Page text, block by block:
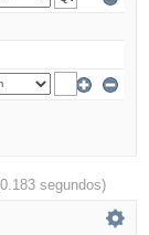
segundos)